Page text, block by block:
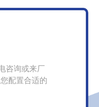
咨询或来厂
配置合适的